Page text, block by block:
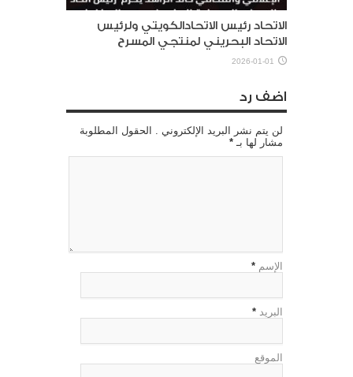
الاتحاد رئيس الاتحادالكويتي ولرئيس
الاتحاد البحريني لمنتجي المسرح
2026-01-01
اضف رد
لن يتم نشر البريد الإلكتروني . الحقول المطلوبة
مشار لها بـ *
الإسم *
البريد *
الموقع